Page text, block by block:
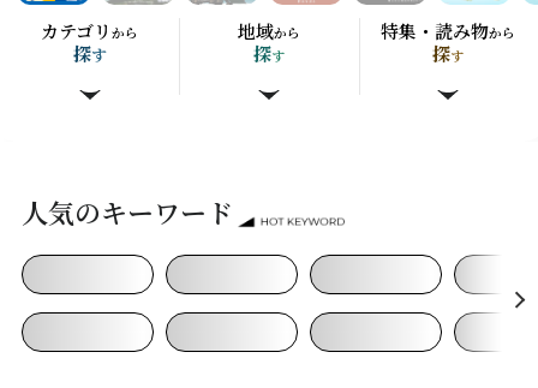
カテゴリから
探す
地域から
探す
特集・読み物から
探す
人気のキーワード